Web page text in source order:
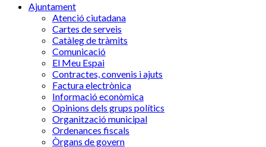
Ajuntament
Atenció ciutadana
Cartes de serveis
Catàleg de tràmits
Comunicació
El Meu Espai
Contractes, convenis i ajuts
Factura electrònica
Informació econòmica
Opinions dels grups polítics
Organització municipal
Ordenances fiscals
Òrgans de govern